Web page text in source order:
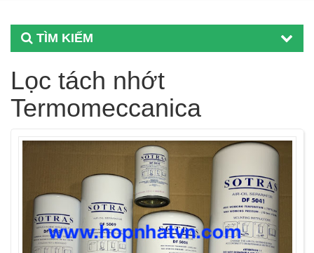
TÌM KIẾM
Lọc tách nhớt
Termomeccanica